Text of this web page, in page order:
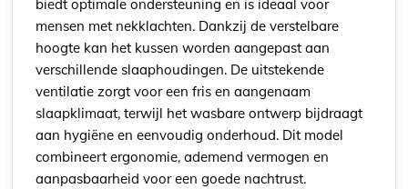
biedt optimale ondersteuning en is ideaal voor
mensen met nekklachten. Dankzij de verstelbare
hoogte kan het kussen worden aangepast aan
verschillende slaaphoudingen. De uitstekende
ventilatie zorgt voor een fris en aangenaam
slaapklimaat, terwijl het wasbare ontwerp bijdraagt
aan hygiëne en eenvoudig onderhoud. Dit model
combineert ergonomie, ademend vermogen en
aanpasbaarheid voor een goede nachtrust.